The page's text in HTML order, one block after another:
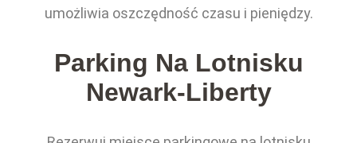
umożliwia oszczędność czasu i pieniędzy.
Parking Na Lotnisku
Newark-Liberty